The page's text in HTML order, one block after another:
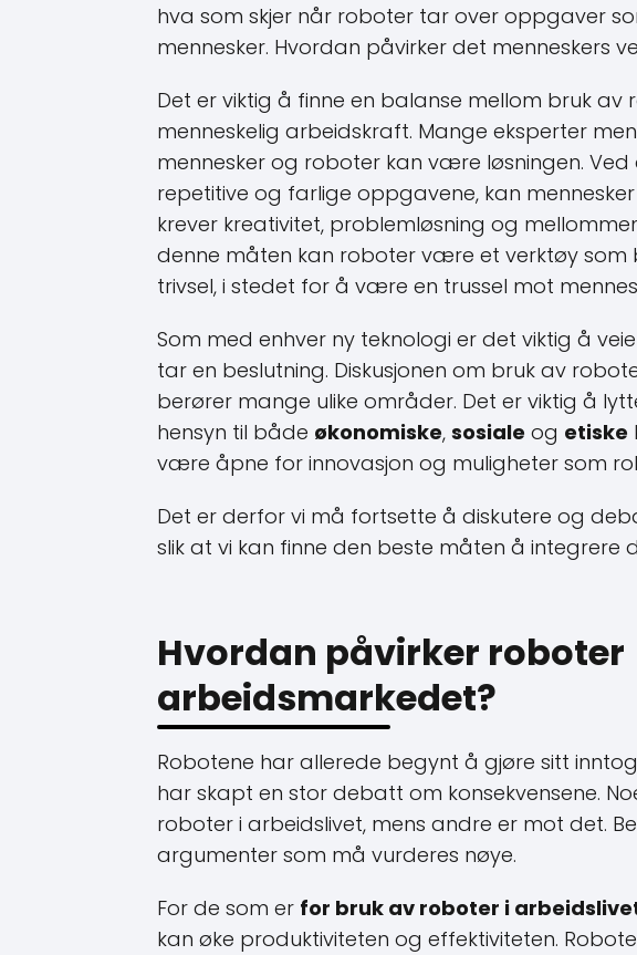
hva som skjer når roboter tar over oppgaver
mennesker. Hvordan påvirker det menneskers
Det er viktig å finne en balanse mellom bruk
menneskelig arbeidskraft. Mange eksperter
mennesker og roboter kan være løsningen.
repetitive og farlige oppgavene, kan
krever kreativitet, problemløsning og
denne måten kan roboter være et verktøy som
trivsel, i stedet for å være en trussel mot
Som med enhver ny teknologi er det viktig å
tar en beslutning. Diskusjonen om bruk av
berører mange ulike områder. Det er viktig å
hensyn til både økonomiske, sosiale og etiske
være åpne for innovasjon og muligheter som
Det er derfor vi må fortsette å diskutere og
slik at vi kan finne den beste måten å integrere
Hvordan påvirker roboter
arbeidsmarkedet?
Robotene har allerede begynt å gjøre sitt
har skapt en stor debatt om konsekvensene.
roboter i arbeidslivet, mens andre er mot det.
argumenter som må vurderes nøye.
For de som er for bruk av roboter i
kan øke produktiviteten og effektiviteten.